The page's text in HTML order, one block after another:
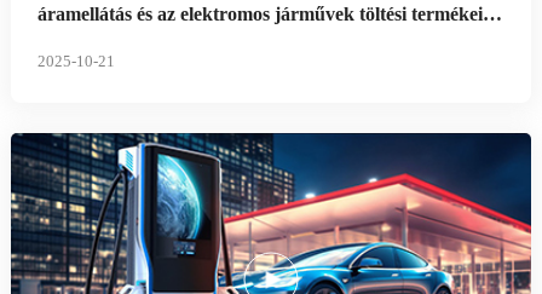
áramellátás és az elektromos járművek töltési termékei
2025-10-21